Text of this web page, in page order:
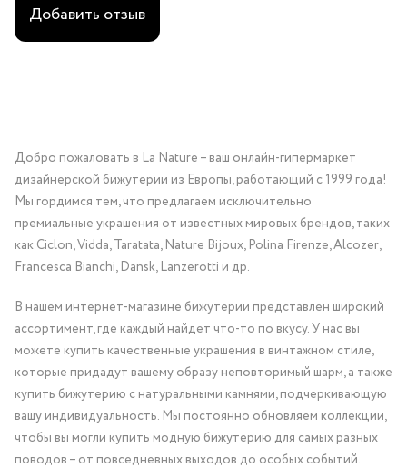
Добавить отзыв
Добро пожаловать в La Nature – ваш онлайн-гипермаркет
дизайнерской бижутерии из Европы, работающий с 1999 года!
Мы гордимся тем, что предлагаем исключительно
премиальные украшения от известных мировых брендов, таких
как Ciclon, Vidda, Taratata, Nature Bijoux, Polina Firenze, Alcozer,
Francesca Bianchi, Dansk, Lanzerotti и др.
В нашем интернет-магазине бижутерии представлен широкий
ассортимент, где каждый найдет что-то по вкусу. У нас вы
можете купить качественные украшения в винтажном стиле,
которые придадут вашему образу неповторимый шарм, а также
купить бижутерию с натуральными камнями, подчеркивающую
вашу индивидуальность. Мы постоянно обновляем коллекции,
чтобы вы могли купить модную бижутерию для самых разных
поводов – от повседневных выходов до особых событий.